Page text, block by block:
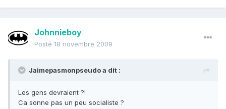
Johnnieboy
Posté 18 novembre 2009
Jaimepasmonpseudo a dit :
Les gens devraient ?!
Ca sonne pas un peu socialiste ?